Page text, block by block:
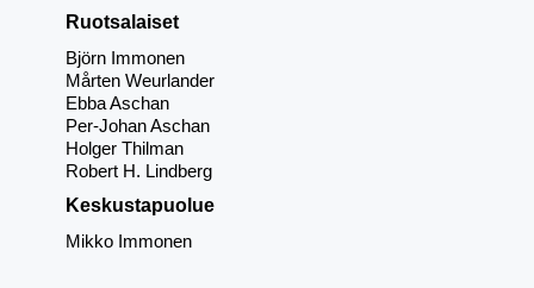
Ruotsalaiset
Björn Immonen
Mårten Weurlander
Ebba Aschan
Per-Johan Aschan
Holger Thilman
Robert H. Lindberg
Keskustapuolue
Mikko Immonen